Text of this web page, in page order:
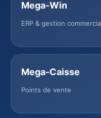
Mega-Win
ERP & gestion
Mega-Caisse
Points de vente